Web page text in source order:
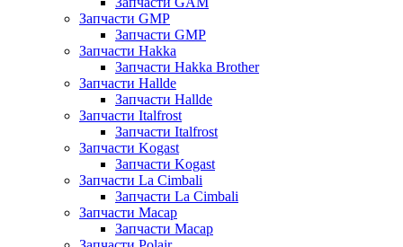
Запчасти GMP
Запчасти GMP
Запчасти Hakka
Запчасти Hakka Brother
Запчасти Hallde
Запчасти Hallde
Запчасти Italfrost
Запчасти Italfrost
Запчасти Kogast
Запчасти Kogast
Запчасти La Cimbali
Запчасти La Cimbali
Запчасти Macap
Запчасти Macap